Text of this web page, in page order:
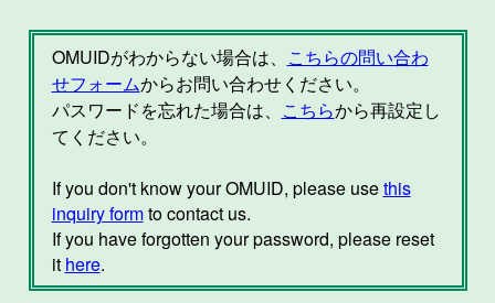
OMUIDがわからない場合は、
こちらの問い合わ
せフォームからお問い合わせください。
パスワードを忘れた場合は、
こちらから再設定し
てください。
If you don't know your OMUID, please usethis
inquiry formto contact us.
If you have forgotten your password, please reset
it here.